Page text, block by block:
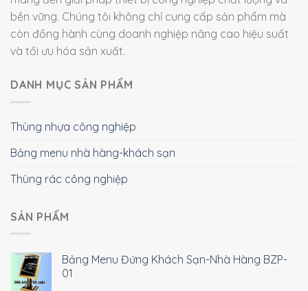
bền vững. Chúng tôi không chỉ cung cấp sản phẩm mà
còn đồng hành cùng doanh nghiệp nâng cao hiệu suất
và tối ưu hóa sản xuất.
DANH MỤC SẢN PHẨM
Thùng nhựa công nghiệp
Bảng menu nhà hàng-khách sạn
Thùng rác công nghiệp
SẢN PHẨM
Bảng Menu Đứng Khách Sạn-Nhà Hàng BZP-
01